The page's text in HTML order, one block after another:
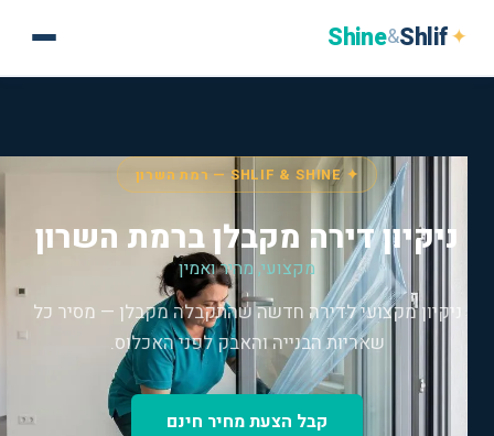
✦
Shlif
&
Shine
✦ SHLIF & SHINE — רמת השרון
ניקיון דירה מקבלן ברמת השרון
מקצועי, מהיר ואמין
ניקיון מקצועי לדירה חדשה שהתקבלה מקבלן — מסיר כל
שאריות הבנייה והאבק לפני האכלוס.
קבל הצעת מחיר חינם